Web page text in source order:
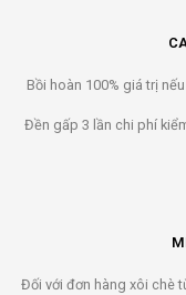
Bồi hoàn 100% giá trị
Đền gấp 3 lần chi phí
Đối với đơn hàng xôi chè